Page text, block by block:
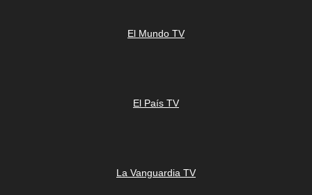
El Mundo TV
El País TV
La Vanguardia TV